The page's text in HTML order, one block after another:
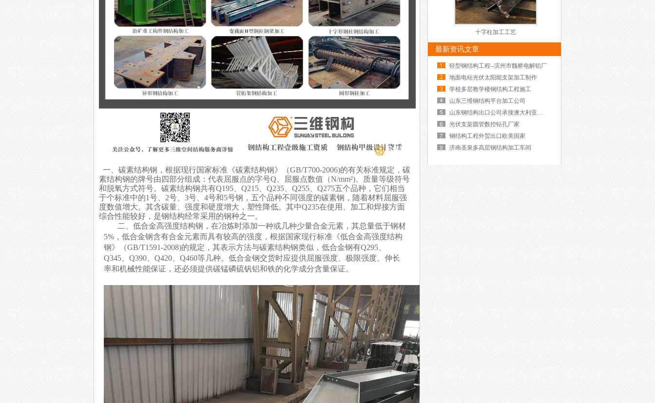
一、碳素结构钢，根据现行国家标准《碳素结构钢》（GB/T700-2006)的有关标准规定，碳
素结构钢的牌号由四部分组成：代表屈服点的字号Q、屈服点数值（N/mm²)、质量等级符号
和脱氧方式符号。碳素结构钢共有Q195、Q215、Q235、Q255、Q275五个品种，它们相当
于个标准中的1号、2号、3号、4号和5号钢，五个品种不同强度的碳素钢，随着材料屈服强
度数值增大。其含碳量、强度和硬度增大，塑性降低。其中Q235在使用、加工和焊接方面
综合性能较好，是钢结构经常采用的钢种之一。
二、低合金高强度结构钢，在冶炼时添加一种或几种少量合金元素，其总量低于钢材
5%，低合金钢含有合金元素而具有较高的强度，根据国家现行标准《低合金高强度结构
钢》（GB/T1591-2008)的规定，其表示方法与碳素结构钢类似，低合金钢有Q295、
Q345、Q390、Q420、Q460等几种。低合金钢交货时应提供屈服强度、极限强度、伸长
率和机械性能保证，还必须提供碳锰磷硫钒铝和铁的化学成分含量保证。
十字柱加工工艺
最新资讯文章
轻型钢结构工程--滨州市魏桥电解铝厂
地面电站光伏太阳能支架加工制作
学校多层教学楼钢结构工程施工
山东三维钢结构平台加工公司
山东钢结构出口公司承接澳大利亚配电站底座
光伏支架圆管数控钻孔厂家
钢结构工程外贸出口欧美国家
济南圣泉多高层钢结构加工车间